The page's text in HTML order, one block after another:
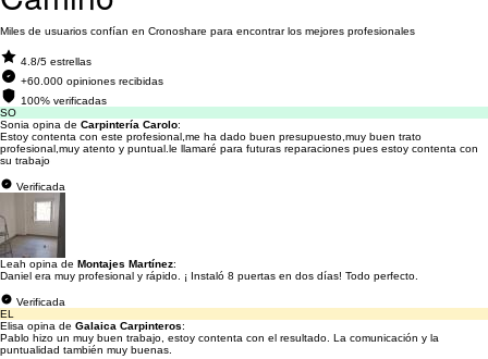
Miles de usuarios confían en Cronoshare para encontrar los mejores profesionales
4.8/5 estrellas
+60.000 opiniones recibidas
100% verificadas
SO
Sonia opina de Carpintería Carolo:
Estoy contenta con este profesional,me ha dado buen presupuesto,muy buen trato
profesional,muy atento y puntual.le llamaré para futuras reparaciones pues estoy contenta con
su trabajo
Verificada
Leah opina de Montajes Martínez:
Daniel era muy profesional y rápido. ¡ Instaló 8 puertas en dos días! Todo perfecto.
Verificada
EL
Elisa opina de Galaica Carpinteros:
Pablo hizo un muy buen trabajo, estoy contenta con el resultado. La comunicación y la
puntualidad también muy buenas.